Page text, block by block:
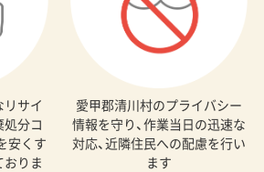
サイ
分コ
安くす
りま
愛甲郡清川村のプライバシー
情報を守り、作業当日の迅速な
対応、近隣住民への配慮を行い
ます